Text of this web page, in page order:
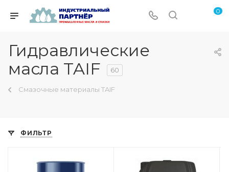
0
Гидравлические
масла TAIF
60
Смазочные материалы TAIF
ФИЛЬТР